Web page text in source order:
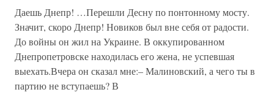
Даешь Днепр! …Перешли Десну по понтонному мосту.
Значит, скоро Днепр! Новиков был вне себя от радости.
До войны он жил на Украине. В оккупированном
Днепропетровске находилась его жена, не успевшая
выехать.Вчера он сказал мне:– Малиновский, а чего ты в
партию не вступаешь? В